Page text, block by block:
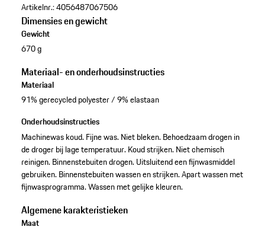
Artikelnr.:4056487067506
Dimensies en gewicht
Gewicht
670 g
Materiaal- en onderhoudsinstructies
Materiaal
91% gerecycled polyester / 9% elastaan
Onderhoudsinstructies
Machinewas koud. Fijne was. Niet bleken. Behoedzaam drogen in
de droger bij lage temperatuur. Koud strijken. Niet chemisch
reinigen. Binnenstebuiten drogen. Uitsluitend een fijnwasmiddel
gebruiken. Binnenstebuiten wassen en strijken. Apart wassen met
fijnwasprogramma. Wassen met gelijke kleuren.
Algemene karakteristieken
Maat